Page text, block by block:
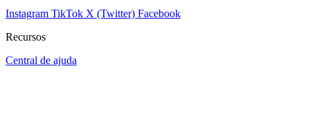
Instagram TikTok X (Twitter) Facebook
Recursos
Central de ajuda